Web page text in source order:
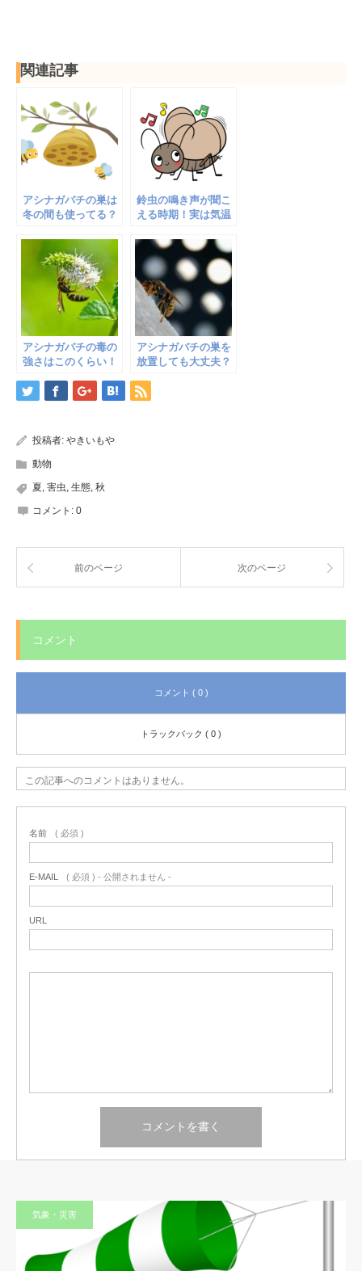
関連記事
アシナガバチの巣は
冬の間も使ってる？
鈴虫の鳴き声が聞こ
える時期！実は気温
事が判明
アシナガバチの毒の
強さはこのくらい！
ョックに注意
アシナガバチの巣を
放置しても大丈夫？
投稿者: やきいもや
動物
夏, 害虫, 生態, 秋
コメント: 0
前のページ 次のページ
コメント
コメント ( 0 )
トラックバック ( 0 )
この記事へのコメントはありません。
名前 ( 必須 )
E-MAIL ( 必須 ) - 公開されません -
URL
気象・災害